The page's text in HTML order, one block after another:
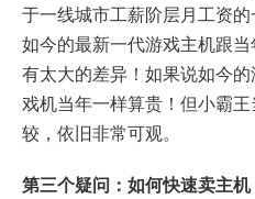
于一线城市工薪阶层月工资
如今的最新一代游戏主机跟
有太大的差异！如果说如今
戏机当年一样算贵！但小霸
较，依旧非常可观。
第三个疑问：如何快速卖主